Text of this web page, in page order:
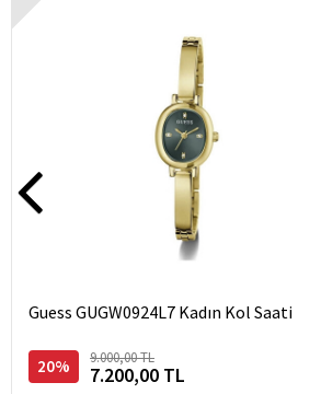
Guess GUGW0924L7 Kadın Kol Saati
20% 9.000,00 TL
7.200,00 TL